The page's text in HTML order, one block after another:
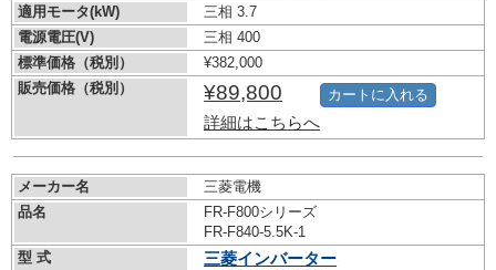
適用モータ(kW)
三相 3.7
電源電圧(V)
三相 400
標準価格（税別）
¥382,000
販売価格（税別）
¥89,800
詳細はこちらへ
カートに入れる
メーカー名
三菱電機
品名
FR-F800シリーズ
FR-F840-5.5K-1
型 式
三菱インバーター